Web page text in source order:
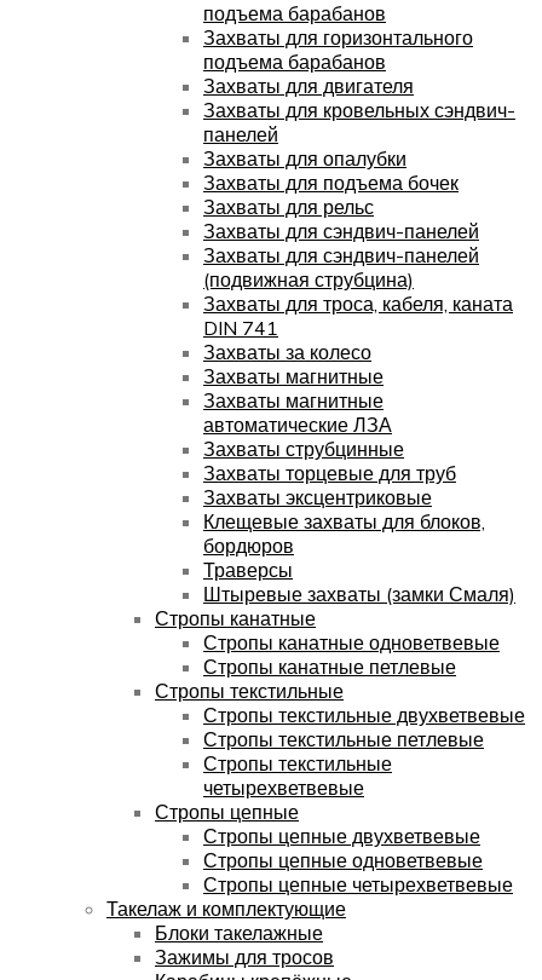
подъема барабанов
Захваты для горизонтального
подъема барабанов
Захваты для двигателя
Захваты для кровельных сэндвич-
панелей
Захваты для опалубки
Захваты для подъема бочек
Захваты для рельс
Захваты для сэндвич-панелей
Захваты для сэндвич-панелей
(подвижная струбцина)
Захваты для троса, кабеля, каната
DIN 741
Захваты за колесо
Захваты магнитные
Захваты магнитные
автоматические ЛЗА
Захваты струбцинные
Захваты торцевые для труб
Захваты эксцентриковые
Клещевые захваты для блоков,
бордюров
Траверсы
Штыревые захваты (замки Смаля)
Стропы канатные
Стропы канатные одноветвевые
Стропы канатные петлевые
Стропы текстильные
Стропы текстильные двухветвевые
Стропы текстильные петлевые
Стропы текстильные
четырехветвевые
Стропы цепные
Стропы цепные двухветвевые
Стропы цепные одноветвевые
Стропы цепные четырехветвевые
Такелаж и комплектующие
Блоки такелажные
Зажимы для тросов